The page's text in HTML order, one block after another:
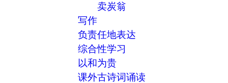
卖炭翁
写作
负责任地表达
综合性学习
以和为贵
课外古诗词诵读